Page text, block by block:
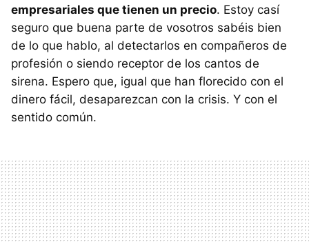
empresariales que tienen un precio. Estoy casí
seguro que buena parte de vosotros sabéis bien
de lo que hablo, al detectarlos en compañeros de
profesión o siendo receptor de los cantos de
sirena. Espero que, igual que han florecido con el
dinero fácil, desaparezcan con la crisis. Y con el
sentido común.